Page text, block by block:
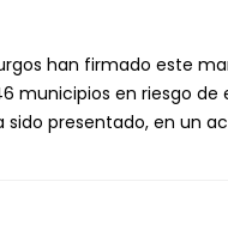
han firmado este
municipios en riesgo
sido presentado, en un